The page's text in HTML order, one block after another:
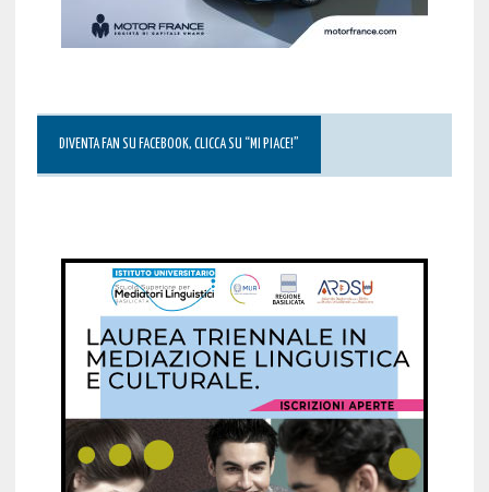
DIVENTA FAN SU FACEBOOK, CLICCA SU “MI PIACE!”